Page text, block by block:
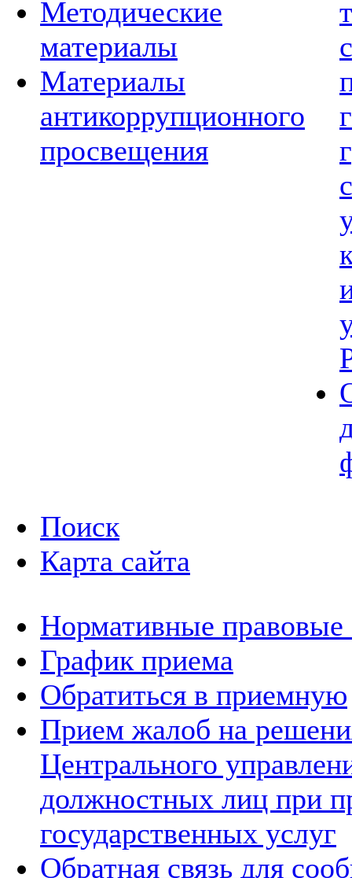
Методические
материалы
Материалы
антикоррупционного
просвещения
Поиск
Карта сайта
Нормативные правовые
График приема
Обратиться в приемную
Прием жалоб на
Центрального
должностных лиц при
государственных услуг
Обратная связь для